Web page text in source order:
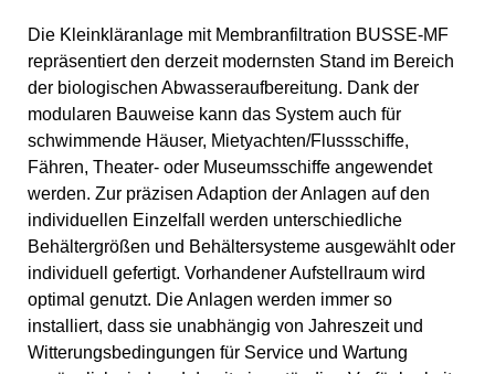
Die Kleinkläranlage mit Membranfiltration BUSSE-MF
repräsentiert den derzeit modernsten Stand im Bereich
der biologischen Abwasseraufbereitung. Dank der
modularen Bauweise kann das System auch für
schwimmende Häuser, Mietyachten/Flussschiffe,
Fähren, Theater- oder Museumsschiffe angewendet
werden. Zur präzisen Adaption der Anlagen auf den
individuellen Einzelfall werden unterschiedliche
Behältergrößen und Behältersysteme ausgewählt oder
individuell gefertigt. Vorhandener Aufstellraum wird
optimal genutzt. Die Anlagen werden immer so
installiert, dass sie unabhängig von Jahreszeit und
Witterungsbedingungen für Service und Wartung